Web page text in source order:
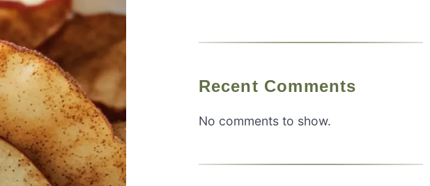
Recent Comments
No comments to show.